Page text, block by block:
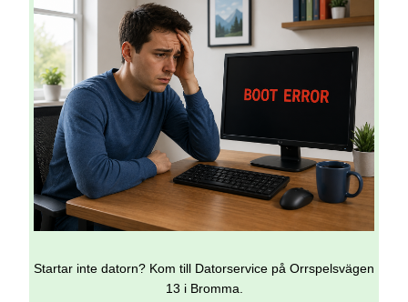
Startar inte datorn? Kom till Datorservice på Orrspelsvägen
13 i Bromma.